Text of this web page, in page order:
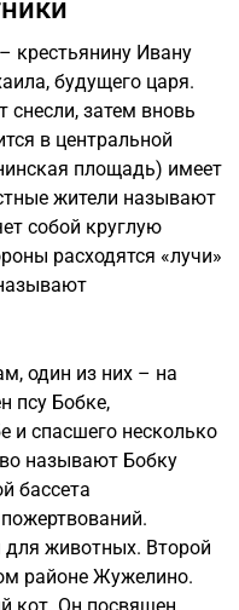
крестьянину Ивану
будущего царя.
снесли, затем вновь
в центральной
площадь) имеет
жители называют
собой круглую
расходятся «лучи»
один из них – на
псу Бобке,
и спасшего несколько
называют Бобку
бассета
животных. Второй
районе Жужелино.